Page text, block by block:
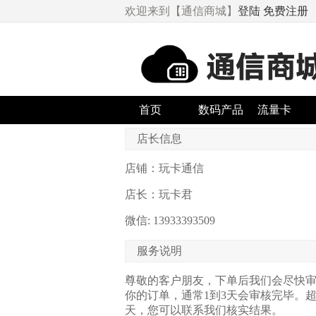
欢迎来到【通信商城】 登陆 免费注册
首页 数码产品 流量卡
店长信息
店铺：玩卡通信
店长：玩卡君
微信: 13933393509
服务说明
尊敬的客户朋友，下单后我们会尽快
你的订单，通常1到3天会审核完毕。
天，您可以联系我们核实结果。